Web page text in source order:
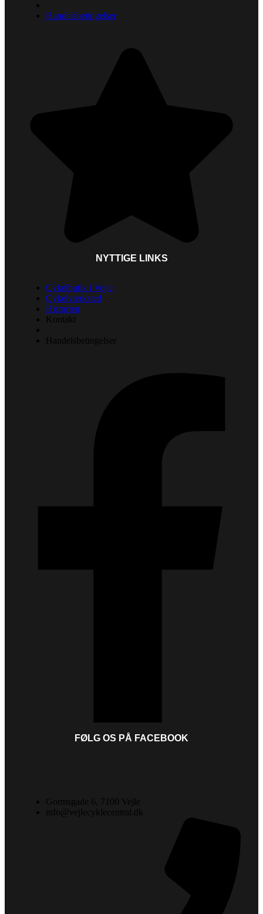
Handelsbetingelser
NYTTIGE LINKS
Cykelbutik i Vejle
Cykelværksted
Historien
Kontakt
Handelsbetingelser
FØLG OS PÅ FACEBOOK
Gormsgade 6, 7100 Vejle
info@vejlecyklecentral.dk